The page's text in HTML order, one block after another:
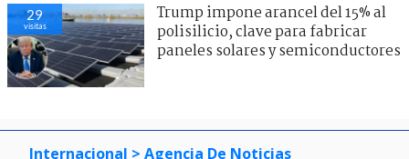
29
visitas
Trump impone arancel del 15% al
polisilicio, clave para fabricar
paneles solares y semiconductores
Internacional > Agencia De Noticias